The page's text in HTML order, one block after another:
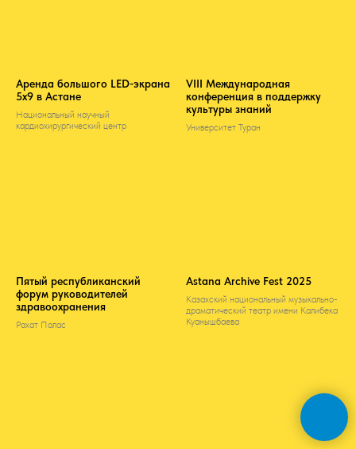
Аренда большого LED-экрана
5х9 в Астане
Национальный научный
кардиохирургический центр
VIII Международная
конференция в поддержку
культуры знаний
Университет Туран
Пятый республиканский
форум руководителей
здравоохранения
Рахат Палас
Astana Archive Fest 2025
Казахский национальный музыкально-
драматический театр имени Калибека
Куанышбаева